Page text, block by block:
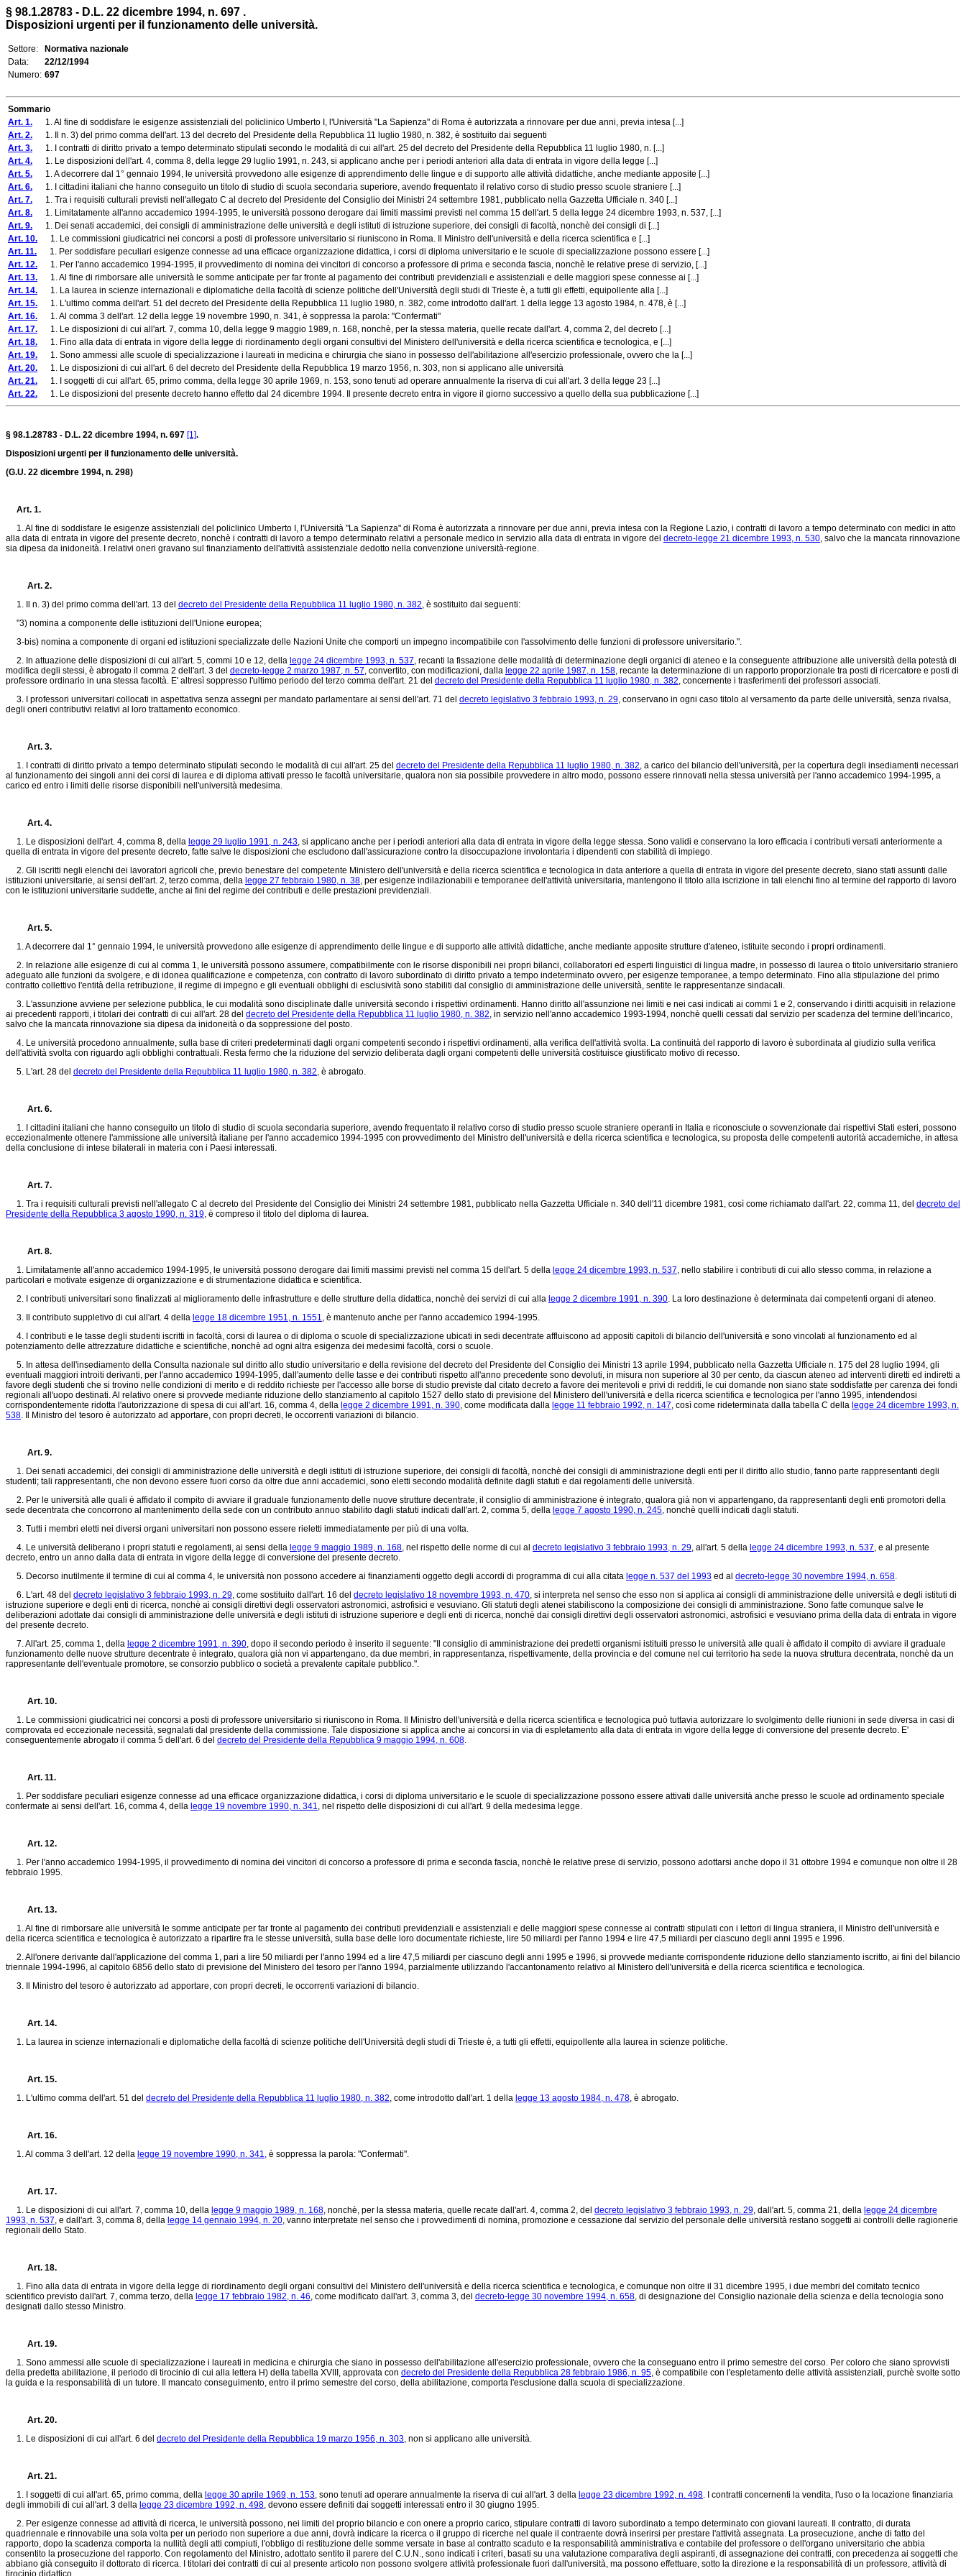
§ 98.1.28783 - D.L. 22 dicembre 1994, n. 697 .
Disposizioni urgenti per il funzionamento delle università.
Settore:
Normativa nazionale
Data:
22/12/1994
Numero: 697
Sommario
Art. 1. 1. Al fine di soddisfare le esigenze assistenziali del policlinico Umberto I, l'Università "La Sapienza" di Roma è autorizzata a rinnovare per due anni, previa intesa [...]
Art. 2. 1. Il n. 3) del primo comma dell'art. 13 del decreto del Presidente della Repubblica 11 luglio 1980, n. 382, è sostituito dai seguenti
Art. 3. 1. I contratti di diritto privato a tempo determinato stipulati secondo le modalità di cui all'art. 25 del decreto del Presidente della Repubblica 11 luglio 1980, n. [...]
Art. 4. 1. Le disposizioni dell'art. 4, comma 8, della legge 29 luglio 1991, n. 243, si applicano anche per i periodi anteriori alla data di entrata in vigore della legge [...]
Art. 5. 1. A decorrere dal 1° gennaio 1994, le università provvedono alle esigenze di apprendimento delle lingue e di supporto alle attività didattiche, anche mediante apposite [...]
Art. 6. 1. I cittadini italiani che hanno conseguito un titolo di studio di scuola secondaria superiore, avendo frequentato il relativo corso di studio presso scuole straniere [...]
Art. 7. 1. Tra i requisiti culturali previsti nell'allegato C al decreto del Presidente del Consiglio dei Ministri 24 settembre 1981, pubblicato nella Gazzetta Ufficiale n. 340 [...]
Art. 8. 1. Limitatamente all'anno accademico 1994-1995, le università possono derogare dai limiti massimi previsti nel comma 15 dell'art. 5 della legge 24 dicembre 1993, n. 537, [...]
Art. 9. 1. Dei senati accademici, dei consigli di amministrazione delle università e degli istituti di istruzione superiore, dei consigli di facoltà, nonchè dei consigli di [...]
Art. 10. 1. Le commissioni giudicatrici nei concorsi a posti di professore universitario si riuniscono in Roma. Il Ministro dell'università e della ricerca scientifica e [...]
Art. 11. 1. Per soddisfare peculiari esigenze connesse ad una efficace organizzazione didattica, i corsi di diploma universitario e le scuole di specializzazione possono essere [...]
Art. 12. 1. Per l'anno accademico 1994-1995, il provvedimento di nomina dei vincitori di concorso a professore di prima e seconda fascia, nonchè le relative prese di servizio, [...]
Art. 13. 1. Al fine di rimborsare alle università le somme anticipate per far fronte al pagamento dei contributi previdenziali e assistenziali e delle maggiori spese connesse ai [...]
Art. 14. 1. La laurea in scienze internazionali e diplomatiche della facoltà di scienze politiche dell'Università degli studi di Trieste è, a tutti gli effetti, equipollente alla [...]
Art. 15. 1. L'ultimo comma dell'art. 51 del decreto del Presidente della Repubblica 11 luglio 1980, n. 382, come introdotto dall'art. 1 della legge 13 agosto 1984, n. 478, è [...]
Art. 16. 1. Al comma 3 dell'art. 12 della legge 19 novembre 1990, n. 341, è soppressa la parola: "Confermati"
Art. 17. 1. Le disposizioni di cui all'art. 7, comma 10, della legge 9 maggio 1989, n. 168, nonchè, per la stessa materia, quelle recate dall'art. 4, comma 2, del decreto [...]
Art. 18. 1. Fino alla data di entrata in vigore della legge di riordinamento degli organi consultivi del Ministero dell'università e della ricerca scientifica e tecnologica, e [...]
Art. 19. 1. Sono ammessi alle scuole di specializzazione i laureati in medicina e chirurgia che siano in possesso dell'abilitazione all'esercizio professionale, ovvero che la [...]
Art. 20. 1. Le disposizioni di cui all'art. 6 del decreto del Presidente della Repubblica 19 marzo 1956, n. 303, non si applicano alle università
Art. 21. 1. I soggetti di cui all'art. 65, primo comma, della legge 30 aprile 1969, n. 153, sono tenuti ad operare annualmente la riserva di cui all'art. 3 della legge 23 [...]
Art. 22. 1. Le disposizioni del presente decreto hanno effetto dal 24 dicembre 1994. Il presente decreto entra in vigore il giorno successivo a quello della sua pubblicazione [...]
§ 98.1.28783 - D.L. 22 dicembre 1994, n. 697 [1].
Disposizioni urgenti per il funzionamento delle università.
(G.U. 22 dicembre 1994, n. 298)
Art. 1.
1. Al fine di soddisfare le esigenze assistenziali del policlinico Umberto I, l'Università "La Sapienza" di Roma è autorizzata a rinnovare per due anni, previa intesa con la Regione Lazio, i contratti di lavoro a tempo determinato con medici in atto
alla data di entrata in vigore del presente decreto, nonchè i contratti di lavoro a tempo determinato relativi a personale medico in servizio alla data di entrata in vigore del decreto-legge 21 dicembre 1993, n. 530, salvo che la mancata rinnovazione
sia dipesa da inidoneità. I relativi oneri gravano sul finanziamento dell'attività assistenziale dedotto nella convenzione università-regione.
Art. 2.
1. Il n. 3) del primo comma dell'art. 13 del decreto del Presidente della Repubblica 11 luglio 1980, n. 382, è sostituito dai seguenti:
"3) nomina a componente delle istituzioni dell'Unione europea;
3-bis) nomina a componente di organi ed istituzioni specializzate delle Nazioni Unite che comporti un impegno incompatibile con l'assolvimento delle funzioni di professore universitario.".
2. In attuazione delle disposizioni di cui all'art. 5, commi 10 e 12, della legge 24 dicembre 1993, n. 537, recanti la fissazione delle modalità di determinazione degli organici di ateneo e la conseguente attribuzione alle università della potestà di
modifica degli stessi, è abrogato il comma 2 dell'art. 3 del decreto-legge 2 marzo 1987, n. 57, convertito, con modificazioni, dalla legge 22 aprile 1987, n. 158, recante la determinazione di un rapporto proporzionale tra posti di ricercatore e posti di
professore ordinario in una stessa facoltà. E' altresì soppresso l'ultimo periodo del terzo comma dell'art. 21 del decreto del Presidente della Repubblica 11 luglio 1980, n. 382, concernente i trasferimenti dei professori associati.
3. I professori universitari collocati in aspettativa senza assegni per mandato parlamentare ai sensi dell'art. 71 del decreto legislativo 3 febbraio 1993, n. 29, conservano in ogni caso titolo al versamento da parte delle università, senza rivalsa,
degli oneri contributivi relativi al loro trattamento economico.
Art. 3.
1. I contratti di diritto privato a tempo determinato stipulati secondo le modalità di cui all'art. 25 del decreto del Presidente della Repubblica 11 luglio 1980, n. 382, a carico del bilancio dell'università, per la copertura degli insediamenti necessari
al funzionamento dei singoli anni dei corsi di laurea e di diploma attivati presso le facoltà universitarie, qualora non sia possibile provvedere in altro modo, possono essere rinnovati nella stessa università per l'anno accademico 1994-1995, a
carico ed entro i limiti delle risorse disponibili nell'università medesima.
Art. 4.
1. Le disposizioni dell'art. 4, comma 8, della legge 29 luglio 1991, n. 243, si applicano anche per i periodi anteriori alla data di entrata in vigore della legge stessa. Sono validi e conservano la loro efficacia i contributi versati anteriormente a
quella di entrata in vigore del presente decreto, fatte salve le disposizioni che escludono dall'assicurazione contro la disoccupazione involontaria i dipendenti con stabilità di impiego.
2. Gli iscritti negli elenchi dei lavoratori agricoli che, previo benestare del competente Ministero dell'università e della ricerca scientifica e tecnologica in data anteriore a quella di entrata in vigore del presente decreto, siano stati assunti dalle
istituzioni universitarie, ai sensi dell'art. 2, terzo comma, della legge 27 febbraio 1980, n. 38, per esigenze indilazionabili e temporanee dell'attività universitaria, mantengono il titolo alla iscrizione in tali elenchi fino al termine del rapporto di lavoro
con le istituzioni universitarie suddette, anche ai fini del regime dei contributi e delle prestazioni previdenziali.
Art. 5.
1. A decorrere dal 1° gennaio 1994, le università provvedono alle esigenze di apprendimento delle lingue e di supporto alle attività didattiche, anche mediante apposite strutture d'ateneo, istituite secondo i propri ordinamenti.
2. In relazione alle esigenze di cui al comma 1, le università possono assumere, compatibilmente con le risorse disponibili nei propri bilanci, collaboratori ed esperti linguistici di lingua madre, in possesso di laurea o titolo universitario straniero
adeguato alle funzioni da svolgere, e di idonea qualificazione e competenza, con contratto di lavoro subordinato di diritto privato a tempo indeterminato ovvero, per esigenze temporanee, a tempo determinato. Fino alla stipulazione del primo
contratto collettivo l'entità della retribuzione, il regime di impegno e gli eventuali obblighi di esclusività sono stabiliti dal consiglio di amministrazione delle università, sentite le rappresentanze sindacali.
3. L'assunzione avviene per selezione pubblica, le cui modalità sono disciplinate dalle università secondo i rispettivi ordinamenti. Hanno diritto all'assunzione nei limiti e nei casi indicati ai commi 1 e 2, conservando i diritti acquisiti in relazione
ai precedenti rapporti, i titolari dei contratti di cui all'art. 28 del decreto del Presidente della Repubblica 11 luglio 1980, n. 382, in servizio nell'anno accademico 1993-1994, nonchè quelli cessati dal servizio per scadenza del termine dell'incarico,
salvo che la mancata rinnovazione sia dipesa da inidoneità o da soppressione del posto.
4. Le università procedono annualmente, sulla base di criteri predeterminati dagli organi competenti secondo i rispettivi ordinamenti, alla verifica dell'attività svolta. La continuità del rapporto di lavoro è subordinata al giudizio sulla verifica
dell'attività svolta con riguardo agli obblighi contrattuali. Resta fermo che la riduzione del servizio deliberata dagli organi competenti delle università costituisce giustificato motivo di recesso.
5. L'art. 28 del decreto del Presidente della Repubblica 11 luglio 1980, n. 382, è abrogato.
Art. 6.
1. I cittadini italiani che hanno conseguito un titolo di studio di scuola secondaria superiore, avendo frequentato il relativo corso di studio presso scuole straniere operanti in Italia e riconosciute o sovvenzionate dai rispettivi Stati esteri, possono
eccezionalmente ottenere l'ammissione alle università italiane per l'anno accademico 1994-1995 con provvedimento del Ministro dell'università e della ricerca scientifica e tecnologica, su proposta delle competenti autorità accademiche, in attesa
della conclusione di intese bilaterali in materia con i Paesi interessati.
Art. 7.
1. Tra i requisiti culturali previsti nell'allegato C al decreto del Presidente del Consiglio dei Ministri 24 settembre 1981, pubblicato nella Gazzetta Ufficiale n. 340 dell'11 dicembre 1981, così come richiamato dall'art. 22, comma 11, del decreto del
Presidente della Repubblica 3 agosto 1990, n. 319, è compreso il titolo del diploma di laurea.
Art. 8.
1. Limitatamente all'anno accademico 1994-1995, le università possono derogare dai limiti massimi previsti nel comma 15 dell'art. 5 della legge 24 dicembre 1993, n. 537, nello stabilire i contributi di cui allo stesso comma, in relazione a
particolari e motivate esigenze di organizzazione e di strumentazione didattica e scientifica.
2. I contributi universitari sono finalizzati al miglioramento delle infrastrutture e delle strutture della didattica, nonchè dei servizi di cui alla legge 2 dicembre 1991, n. 390. La loro destinazione è determinata dai competenti organi di ateneo.
3. Il contributo suppletivo di cui all'art. 4 della legge 18 dicembre 1951, n. 1551, è mantenuto anche per l'anno accademico 1994-1995.
4. I contributi e le tasse degli studenti iscritti in facoltà, corsi di laurea o di diploma o scuole di specializzazione ubicati in sedi decentrate affluiscono ad appositi capitoli di bilancio dell'università e sono vincolati al funzionamento ed al
potenziamento delle attrezzature didattiche e scientifiche, nonchè ad ogni altra esigenza dei medesimi facoltà, corsi o scuole.
5. In attesa dell'insediamento della Consulta nazionale sul diritto allo studio universitario e della revisione del decreto del Presidente del Consiglio dei Ministri 13 aprile 1994, pubblicato nella Gazzetta Ufficiale n. 175 del 28 luglio 1994, gli
eventuali maggiori introiti derivanti, per l'anno accademico 1994-1995, dall'aumento delle tasse e dei contributi rispetto all'anno precedente sono devoluti, in misura non superiore al 30 per cento, da ciascun ateneo ad interventi diretti ed indiretti a
favore degli studenti che si trovino nelle condizioni di merito e di reddito richieste per l'accesso alle borse di studio previste dal citato decreto a favore dei meritevoli e privi di redditi, le cui domande non siano state soddisfatte per carenza dei fondi
regionali all'uopo destinati. Al relativo onere si provvede mediante riduzione dello stanziamento al capitolo 1527 dello stato di previsione del Ministero dell'università e della ricerca scientifica e tecnologica per l'anno 1995, intendendosi
corrispondentemente ridotta l'autorizzazione di spesa di cui all'art. 16, comma 4, della legge 2 dicembre 1991, n. 390, come modificata dalla legge 11 febbraio 1992, n. 147, così come rideterminata dalla tabella C della legge 24 dicembre 1993, n.
538. Il Ministro del tesoro è autorizzato ad apportare, con propri decreti, le occorrenti variazioni di bilancio.
Art. 9.
1. Dei senati accademici, dei consigli di amministrazione delle università e degli istituti di istruzione superiore, dei consigli di facoltà, nonchè dei consigli di amministrazione degli enti per il diritto allo studio, fanno parte rappresentanti degli
studenti; tali rappresentanti, che non devono essere fuori corso da oltre due anni accademici, sono eletti secondo modalità definite dagli statuti e dai regolamenti delle università.
2. Per le università alle quali è affidato il compito di avviare il graduale funzionamento delle nuove strutture decentrate, il consiglio di amministrazione è integrato, qualora già non vi appartengano, da rappresentanti degli enti promotori della
sede decentrata che concorrono al mantenimento della sede con un contributo annuo stabilito dagli statuti indicati dall'art. 2, comma 5, della legge 7 agosto 1990, n. 245, nonchè quelli indicati dagli statuti.
3. Tutti i membri eletti nei diversi organi universitari non possono essere rieletti immediatamente per più di una volta.
4. Le università deliberano i propri statuti e regolamenti, ai sensi della legge 9 maggio 1989, n. 168, nel rispetto delle norme di cui al decreto legislativo 3 febbraio 1993, n. 29, all'art. 5 della legge 24 dicembre 1993, n. 537, e al presente
decreto, entro un anno dalla data di entrata in vigore della legge di conversione del presente decreto.
5. Decorso inutilmente il termine di cui al comma 4, le università non possono accedere ai finanziamenti oggetto degli accordi di programma di cui alla citata legge n. 537 del 1993 ed al decreto-legge 30 novembre 1994, n. 658.
6. L'art. 48 del decreto legislativo 3 febbraio 1993, n. 29, come sostituito dall'art. 16 del decreto legislativo 18 novembre 1993, n. 470, si interpreta nel senso che esso non si applica ai consigli di amministrazione delle università e degli istituti di
istruzione superiore e degli enti di ricerca, nonchè ai consigli direttivi degli osservatori astronomici, astrofisici e vesuviano. Gli statuti degli atenei stabiliscono la composizione dei consigli di amministrazione. Sono fatte comunque salve le
deliberazioni adottate dai consigli di amministrazione delle università e degli istituti di istruzione superiore e degli enti di ricerca, nonchè dai consigli direttivi degli osservatori astronomici, astrofisici e vesuviano prima della data di entrata in vigore
del presente decreto.
7. All'art. 25, comma 1, della legge 2 dicembre 1991, n. 390, dopo il secondo periodo è inserito il seguente: "Il consiglio di amministrazione dei predetti organismi istituiti presso le università alle quali è affidato il compito di avviare il graduale
funzionamento delle nuove strutture decentrate è integrato, qualora già non vi appartengano, da due membri, in rappresentanza, rispettivamente, della provincia e del comune nel cui territorio ha sede la nuova struttura decentrata, nonchè da un
rappresentante dell'eventuale promotore, se consorzio pubblico o società a prevalente capitale pubblico.".
Art. 10.
1. Le commissioni giudicatrici nei concorsi a posti di professore universitario si riuniscono in Roma. Il Ministro dell'università e della ricerca scientifica e tecnologica può tuttavia autorizzare lo svolgimento delle riunioni in sede diversa in casi di
comprovata ed eccezionale necessità, segnalati dal presidente della commissione. Tale disposizione si applica anche ai concorsi in via di espletamento alla data di entrata in vigore della legge di conversione del presente decreto. E'
conseguentemente abrogato il comma 5 dell'art. 6 del decreto del Presidente della Repubblica 9 maggio 1994, n. 608.
Art. 11.
1. Per soddisfare peculiari esigenze connesse ad una efficace organizzazione didattica, i corsi di diploma universitario e le scuole di specializzazione possono essere attivati dalle università anche presso le scuole ad ordinamento speciale
confermate ai sensi dell'art. 16, comma 4, della legge 19 novembre 1990, n. 341, nel rispetto delle disposizioni di cui all'art. 9 della medesima legge.
Art. 12.
1. Per l'anno accademico 1994-1995, il provvedimento di nomina dei vincitori di concorso a professore di prima e seconda fascia, nonchè le relative prese di servizio, possono adottarsi anche dopo il 31 ottobre 1994 e comunque non oltre il 28
febbraio 1995.
Art. 13.
1. Al fine di rimborsare alle università le somme anticipate per far fronte al pagamento dei contributi previdenziali e assistenziali e delle maggiori spese connesse ai contratti stipulati con i lettori di lingua straniera, il Ministro dell'università e
della ricerca scientifica e tecnologica è autorizzato a ripartire fra le stesse università, sulla base delle loro documentate richieste, lire 50 miliardi per l'anno 1994 e lire 47,5 miliardi per ciascuno degli anni 1995 e 1996.
2. All'onere derivante dall'applicazione del comma 1, pari a lire 50 miliardi per l'anno 1994 ed a lire 47,5 miliardi per ciascuno degli anni 1995 e 1996, si provvede mediante corrispondente riduzione dello stanziamento iscritto, ai fini del bilancio
triennale 1994-1996, al capitolo 6856 dello stato di previsione del Ministero del tesoro per l'anno 1994, parzialmente utilizzando l'accantonamento relativo al Ministero dell'università e della ricerca scientifica e tecnologica.
3. Il Ministro del tesoro è autorizzato ad apportare, con propri decreti, le occorrenti variazioni di bilancio.
Art. 14.
1. La laurea in scienze internazionali e diplomatiche della facoltà di scienze politiche dell'Università degli studi di Trieste è, a tutti gli effetti, equipollente alla laurea in scienze politiche.
Art. 15.
1. L'ultimo comma dell'art. 51 del decreto del Presidente della Repubblica 11 luglio 1980, n. 382, come introdotto dall'art. 1 della legge 13 agosto 1984, n. 478, è abrogato.
Art. 16.
1. Al comma 3 dell'art. 12 della legge 19 novembre 1990, n. 341, è soppressa la parola: "Confermati".
Art. 17.
1. Le disposizioni di cui all'art. 7, comma 10, della legge 9 maggio 1989, n. 168, nonchè, per la stessa materia, quelle recate dall'art. 4, comma 2, del decreto legislativo 3 febbraio 1993, n. 29, dall'art. 5, comma 21, della legge 24 dicembre
1993, n. 537, e dall'art. 3, comma 8, della legge 14 gennaio 1994, n. 20, vanno interpretate nel senso che i provvedimenti di nomina, promozione e cessazione dal servizio del personale delle università restano soggetti ai controlli delle ragionerie
regionali dello Stato.
Art. 18.
1. Fino alla data di entrata in vigore della legge di riordinamento degli organi consultivi del Ministero dell'università e della ricerca scientifica e tecnologica, e comunque non oltre il 31 dicembre 1995, i due membri del comitato tecnico
scientifico previsto dall'art. 7, comma terzo, della legge 17 febbraio 1982, n. 46, come modificato dall'art. 3, comma 3, del decreto-legge 30 novembre 1994, n. 658, di designazione del Consiglio nazionale della scienza e della tecnologia sono
designati dallo stesso Ministro.
Art. 19.
1. Sono ammessi alle scuole di specializzazione i laureati in medicina e chirurgia che siano in possesso dell'abilitazione all'esercizio professionale, ovvero che la conseguano entro il primo semestre del corso. Per coloro che siano sprovvisti
della predetta abilitazione, il periodo di tirocinio di cui alla lettera H) della tabella XVIII, approvata con decreto del Presidente della Repubblica 28 febbraio 1986, n. 95, è compatibile con l'espletamento delle attività assistenziali, purchè svolte sotto
la guida e la responsabilità di un tutore. Il mancato conseguimento, entro il primo semestre del corso, della abilitazione, comporta l'esclusione dalla scuola di specializzazione.
Art. 20.
1. Le disposizioni di cui all'art. 6 del decreto del Presidente della Repubblica 19 marzo 1956, n. 303, non si applicano alle università.
Art. 21.
1. I soggetti di cui all'art. 65, primo comma, della legge 30 aprile 1969, n. 153, sono tenuti ad operare annualmente la riserva di cui all'art. 3 della legge 23 dicembre 1992, n. 498. I contratti concernenti la vendita, l'uso o la locazione finanziaria
degli immobili di cui all'art. 3 della legge 23 dicembre 1992, n. 498, devono essere definiti dai soggetti interessati entro il 30 giugno 1995.
2. Per esigenze connesse ad attività di ricerca, le università possono, nei limiti del proprio bilancio e con onere a proprio carico, stipulare contratti di lavoro subordinato a tempo determinato con giovani laureati. Il contratto, di durata
quadriennale e rinnovabile una sola volta per un periodo non superiore a due anni, dovrà indicare la ricerca o il gruppo di ricerche nel quale il contraente dovrà inserirsi per prestare l'attività assegnata. La prosecuzione, anche di fatto del
rapporto, dopo la scadenza comporta la nullità degli atti compiuti, l'obbligo di restituzione delle somme versate in base al contratto scaduto e la responsabilità amministrativa e contabile del professore o dell'organo universitario che abbia
consentito la prosecuzione del rapporto. Con regolamento del Ministro, adottato sentito il parere del C.U.N., sono indicati i criteri, basati su una valutazione comparativa degli aspiranti, di assegnazione dei contratti, con precedenza ai soggetti che
abbiano già conseguito il dottorato di ricerca. I titolari dei contratti di cui al presente articolo non possono svolgere attività professionale fuori dall'università, ma possono effettuare, sotto la direzione e la responsabilità di un professore, attività di
tirocinio didattico.